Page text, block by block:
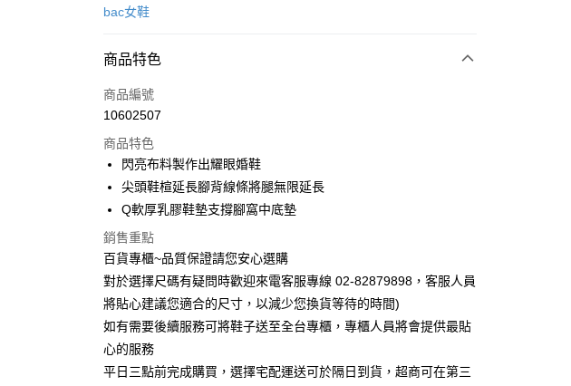
信用卡一次付款
街口支付
運送方式
宅配
每筆NT$90，滿NT$1,000(含以上)免運費
bac女鞋
商品特色
商品編號
10602507
商品特色
閃亮布料製作出耀眼婚鞋
尖頭鞋楦延長腳背線條將腿無限延長
Q軟厚乳膠鞋墊支撐腳窩中底墊
銷售重點
百貨專櫃~品質保證請您安心選購
對於選擇尺碼有疑問時歡迎來電客服專線 02-82879898，客服人員
將貼心建議您適合的尺寸，以減少您換貨等待的時間)
如有需要後續服務可將鞋子送至全台專櫃，專櫃人員將會提供最貼
心的服務
平日三點前完成購買，選擇宅配運送可於隔日到貨，超商可在第三